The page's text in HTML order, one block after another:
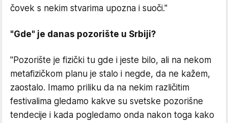
čovek s nekim stvarima upozna i suoči."
"Gde" je danas pozorište u Srbiji?
"Pozorište je fizički tu gde i jeste bilo, ali na nekom
metafizičkom planu je stalo i negde, da ne kažem,
zaostalo. Imamo priliku da na nekim različitim
festivalima gledamo kakve su svetske pozorišne
tendecije i kada pogledamo onda nakon toga kako